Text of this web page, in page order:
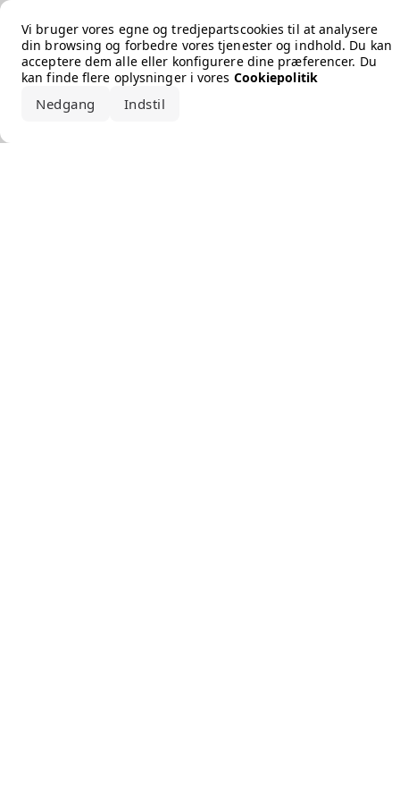
Vi bruger vores egne og tredjepartscookies til at analysere
din browsing og forbedre vores tjenester og indhold. Du kan
acceptere dem alle eller konfigurere dine præferencer. Du
kan finde flere oplysninger i vores Cookiepolitik
Nedgang Indstil
Error loading the brand